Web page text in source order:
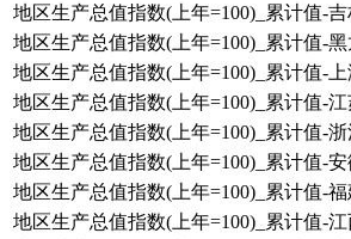
地区生产总值指数(上年=100)_累计值-
地区生产总值指数(上年=100)_累计值-
地区生产总值指数(上年=100)_累计值-
地区生产总值指数(上年=100)_累计值-
地区生产总值指数(上年=100)_累计值-
地区生产总值指数(上年=100)_累计值-
地区生产总值指数(上年=100)_累计值-
地区生产总值指数(上年=100)_累计值-